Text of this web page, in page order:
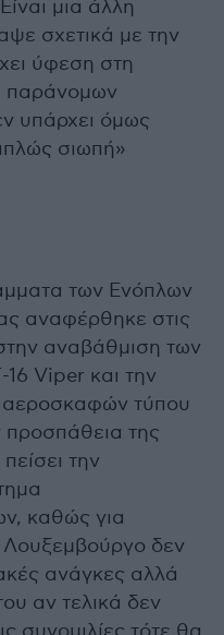
μια άλλη
σχετικά με την
ύφεση στη
παράνομων
υπάρχει όμως
σιωπή»
των Ενόπλων
αναφέρθηκε στις
αναβάθμιση των
Viper και την
τύπου
προσπάθεια της
την
καθώς για
δεν
ανάγκες αλλά
αν τελικά δεν